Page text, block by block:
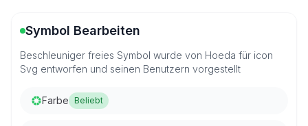
Symbol Bearbeiten
Beschleuniger freies Symbol wurde von Hoeda für icon
Svg entworfen und seinen Benutzern vorgestellt
Farbe Beliebt